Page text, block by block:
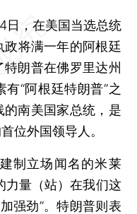
日，在美国当选总统
将满一年的阿根廷
朗普在佛罗里达州
“阿根廷特朗普”之
南美国家总统，是
位外国领导人。
立场闻名的米莱
力量（站）在我们这
强劲”。特朗普则表